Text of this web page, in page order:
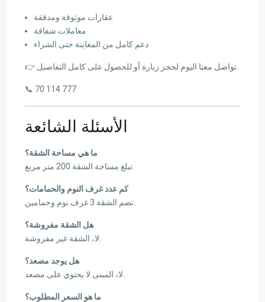
عقارات موثوقة ومدققة
معاملات شفافة
دعم كامل من المعاينة حتى الشراء
📞 70 114 777
الأسئلة الشائعة
ما هي مساحة الشقة؟
كم عدد غرف النوم والحمامات؟
هل الشقة مفروشة؟
هل يوجد مصعد؟
ما هو السعر المطلوب؟